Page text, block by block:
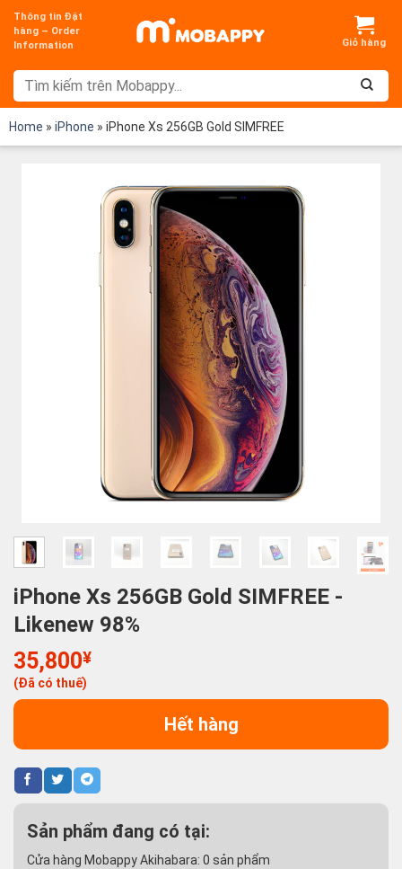
Chuyển
đến
dung
Thông tin Đặt
hàng – Order
Information
Home » iPhone » iPhone Xs 256GB Gold SIMFREE
iPhone Xs 256GB Gold SIMFREE -
Likenew 98%
35,800¥
(Đã có thuế)
Hết hàng
Sản phẩm đang có tại:
Cửa hàng Mobappy Akihabara: 0 sản phẩm